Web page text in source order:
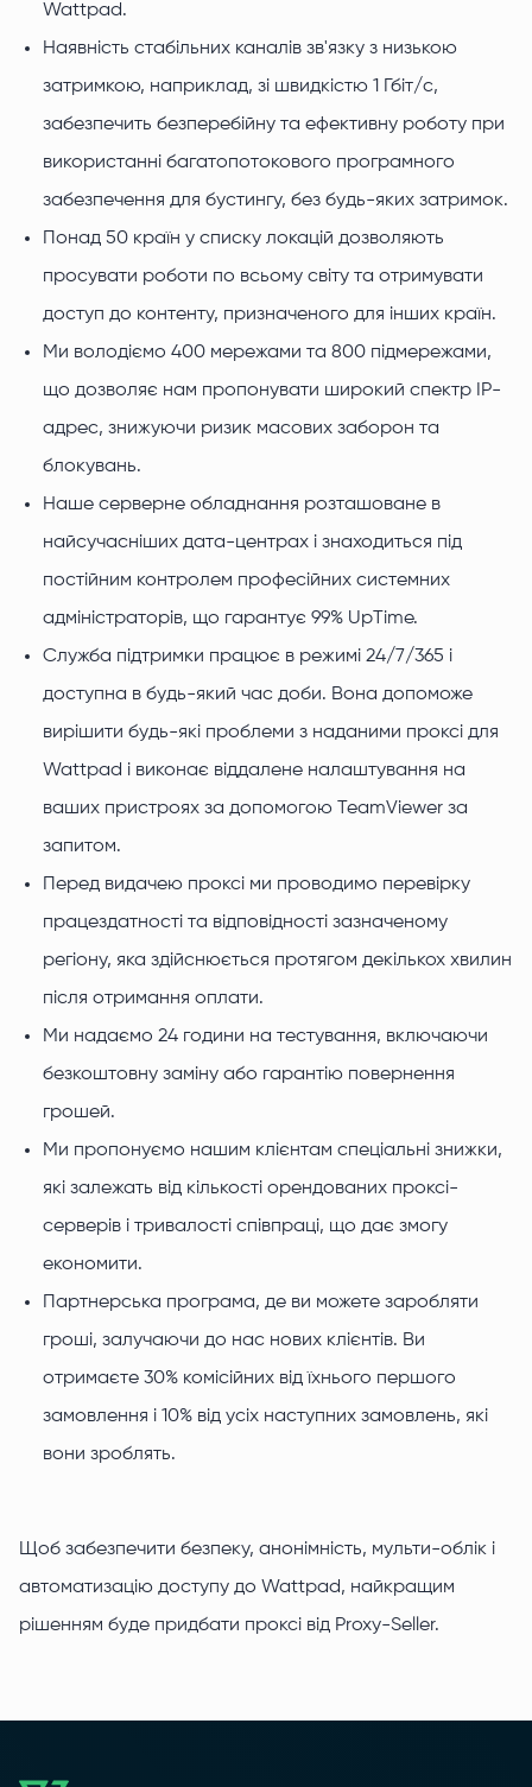
Wattpad.
Наявність стабільних каналів зв'язку з низькою
затримкою, наприклад, зі швидкістю 1 Гбіт/с,
забезпечить безперебійну та ефективну роботу при
використанні багатопотокового програмного
забезпечення для бустингу, без будь-яких затримок.
Понад 50 країн у списку локацій дозволяють
просувати роботи по всьому світу та отримувати
доступ до контенту, призначеного для інших країн.
Ми володіємо 400 мережами та 800 підмережами,
що дозволяє нам пропонувати широкий спектр IP-
адрес, знижуючи ризик масових заборон та
блокувань.
Наше серверне обладнання розташоване в
найсучасніших дата-центрах і знаходиться під
постійним контролем професійних системних
адміністраторів, що гарантує 99% UpTime.
Служба підтримки працює в режимі 24/7/365 і
доступна в будь-який час доби. Вона допоможе
вирішити будь-які проблеми з наданими проксі для
Wattpad і виконає віддалене налаштування на
ваших пристроях за допомогою TeamViewer за
запитом.
Перед видачею проксі ми проводимо перевірку
працездатності та відповідності зазначеному
регіону, яка здійснюється протягом декількох хвилин
після отримання оплати.
Ми надаємо 24 години на тестування, включаючи
безкоштовну заміну або гарантію повернення
грошей.
Ми пропонуємо нашим клієнтам спеціальні знижки,
які залежать від кількості орендованих проксі-
серверів і тривалості співпраці, що дає змогу
економити.
Партнерська програма, де ви можете заробляти
гроші, залучаючи до нас нових клієнтів. Ви
отримаєте 30% комісійних від їхнього першого
замовлення і 10% від усіх наступних замовлень, які
вони зроблять.
Щоб забезпечити безпеку, анонімність, мульти-облік і
автоматизацію доступу до Wattpad, найкращим
рішенням буде придбати проксі від Proxy-Seller.